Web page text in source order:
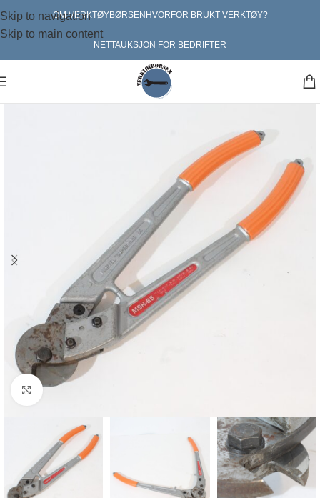
Skip to navigation
Skip to main content
OM VERKTØYBØRSEN HVORFOR BRUKT VERKTØY?
NETTAUKSJON FOR BEDRIFTER
Klikk for større bilde